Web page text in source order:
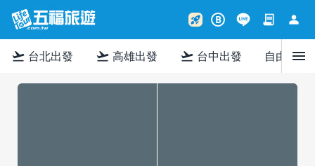
rocket_launch B contract person
flight_takeoff 台北出發 flight_takeoff 高雄出發 flight_takeoff 台中出發 自由行menu